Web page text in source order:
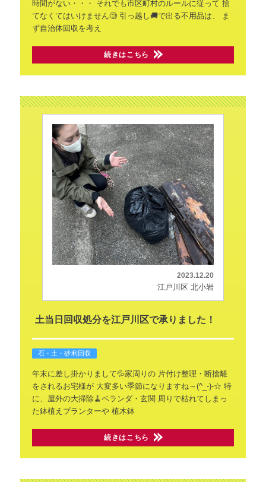
時間がない・・・
それでも市区町村のルールに従って 捨
てなくてはいけません🧐 引っ越し🚚で出る不用品は、
ま
ず自治体回収を考え
続きはこちら
2023.12.20
江戸川区 北小岩
土当日回収処分を江戸川区で承りました！
石・土・砂利回収
年末に差し掛かりまして💦家周りの片付け整理・断捨離
をされるお宅様が大変多い季節になりますね～(^_-)-☆ 特
に、屋外の大掃除🧹ベランダ・玄関 周りで枯れてしまっ
た鉢植えプランターや植木鉢
続きはこちら